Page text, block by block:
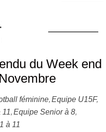
du Week end
féminine Equipe U15F
Equipe Senior à 8
à 11